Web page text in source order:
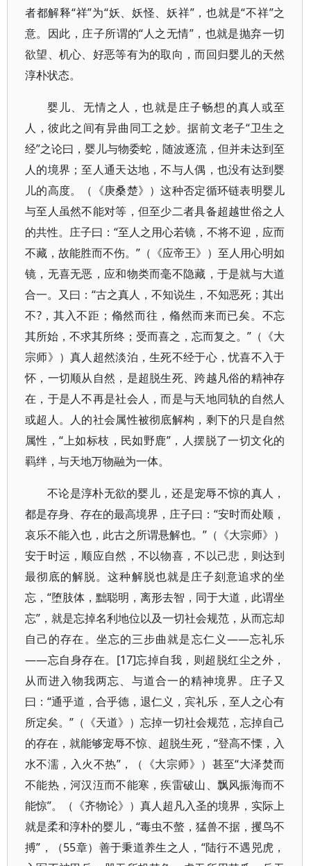
者都解释“祥”为“妖、妖怪、妖祥”，也就是“不祥”之
意。因此，庄子所谓的“人之无情”，也就是抛弃一切
欲望、机心、好恶等有为的取向，而回归婴儿的天然
淳朴状态。
婴儿、无情之人，也就是庄子畅想的真人或至
人，彼此之间有异曲同工之妙。据前文老子“卫生之
经”之论曰，婴儿与物委蛇，随波逐流，但并未达到至
人的境界；至人通天达地，不与人偶，也没有达到婴
儿的高度。（《庚桑楚》）这种否定循环链表明婴儿
与至人虽然不能对等，但至少二者具备超越世俗之人
的共性。庄子曰：“至人之用心若镜，不将不迎，应而
不藏，故能胜而不伤。”（《应帝王》）至人用心明如
镜，无喜无恶，应和物类而毫不隐藏，于是就与大道
合一。又曰：“古之真人，不知说生，不知恶死；其出
不?，其入不距；翛然而往，翛然而来而已矣。不忘
其所始，不求其所终；受而喜之，忘而复之。”（《大
宗师》）真人超然淡泊，生死不经于心，忧喜不入于
怀，一切顺从自然，是超脱生死、跨越凡俗的精神存
在，于是人不再是社会人，而是与天地同轨的自然人
或超人。人的社会属性被彻底解构，剩下的只是自然
属性，“上如标枝，民如野鹿”，人摆脱了一切文化的
羁绊，与天地万物融为一体。
不论是淳朴无欲的婴儿，还是宠辱不惊的真人，
都是存身、存在的最高境界，庄子曰：“安时而处顺，
哀乐不能入也，此古之所谓悬解也。”（《大宗师》）
安于时运，顺应自然，不以物喜，不以己悲，则达到
最彻底的解脱。这种解脱也就是庄子刻意追求的坐
忘，“堕肢体，黜聪明，离形去智，同于大道，此谓坐
忘”，就是忘掉名利地位以及一切社会规范，从而忘却
自己的存在。坐忘的三步曲就是忘仁义——忘礼乐
——忘自身存在。[17]忘掉自我，则超脱红尘之外，
从而进入物我两忘、与道合一的精神境界。庄子又
曰：“通乎道，合乎德，退仁义，宾礼乐，至人之心有
所定矣。”（《天道》）忘掉一切社会规范，忘掉自己
的存在，就能够宠辱不惊、超脱生死，“登高不慄，入
水不濡，入火不热”，（《大宗师》）甚至“大泽焚而
不能热，河汉沍而不能寒，疾雷破山、飘风振海而不
能惊”。（《齐物论》）真人超凡入圣的境界，实际上
就是柔和淳朴的婴儿，“毒虫不螫，猛兽不据，攫鸟不
搏”，（55章）善于秉道养生之人，“陆行不遇兕虎，